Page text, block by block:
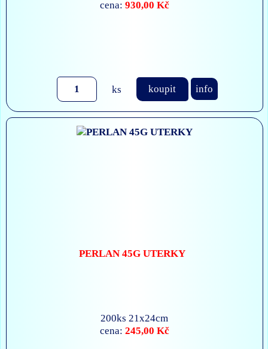
cena: 930,00 Kč
ks koupit info
PERLAN 45G UTERKY
200ks 21x24cm
cena: 245,00 Kč